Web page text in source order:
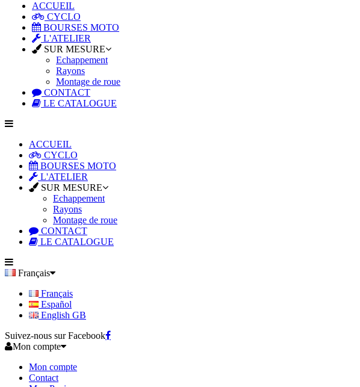
ACCUEIL
CYCLO
BOURSES MOTO
L'ATELIER
SUR MESURE
Echappement
Rayons
Montage de roue
CONTACT
LE CATALOGUE
ACCUEIL
CYCLO
BOURSES MOTO
L'ATELIER
SUR MESURE
Echappement
Rayons
Montage de roue
CONTACT
LE CATALOGUE
Français
Français
Español
English GB
Suivez-nous sur Facebook
Mon compte
Mon compte
Contact